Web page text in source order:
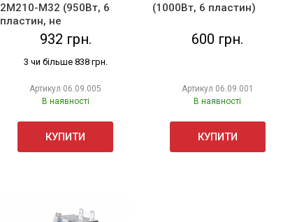
2M210-M32 (950Вт, 6
пластин, не
інверторний)
932 грн.
3 чи більше 838 грн.
Артикул 06.09.005
В наявності
КУПИТИ
(1000Вт, 6 пластин)
600 грн.
Артикул 06.09.001
В наявності
КУПИТИ